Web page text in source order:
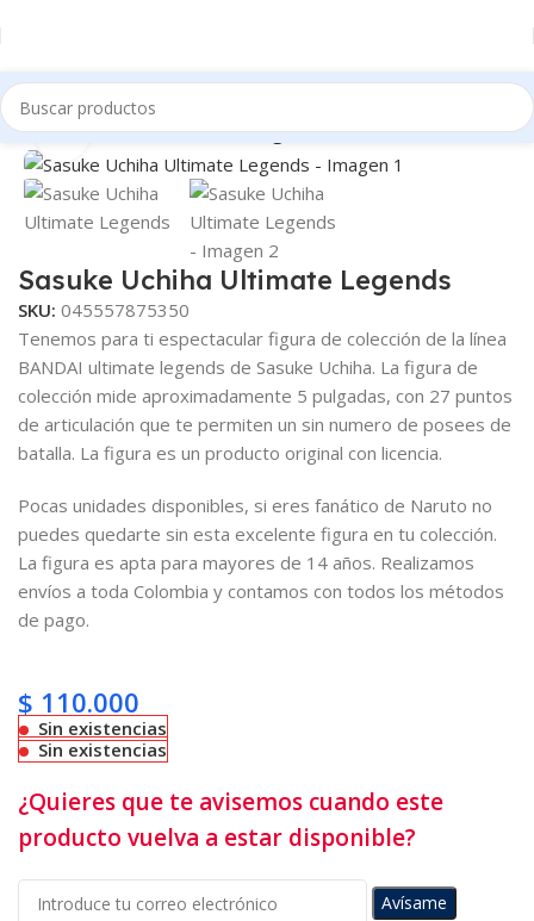
Inicio Tienda Coleccionables Figuras coleccionables
Clic para ampliar
Sasuke Uchiha Ultimate Legends
SKU: 045557875350
Tenemos para ti espectacular figura de colección de la línea
BANDAI ultimate legends de Sasuke Uchiha. La figura de
colección mide aproximadamente 5 pulgadas, con 27 puntos
de articulación que te permiten un sin numero de posees de
batalla. La figura es un producto original con licencia.
Pocas unidades disponibles, si eres fanático de Naruto no
puedes quedarte sin esta excelente figura en tu colección.
La figura es apta para mayores de 14 años. Realizamos
envíos a toda Colombia y contamos con todos los métodos
de pago.
$ 110.000
Sin existencias
Sin existencias
¿Quieres que te avisemos cuando este
producto vuelva a estar disponible?
Avísame